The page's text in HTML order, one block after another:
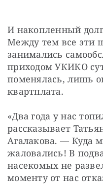
И накопленный
Между тем все эти
занимались
приходом УКИКО
поменялась, лишь
квартплата.
«Два года у нас
рассказывает
Агалакова. — Куда
жаловались! В
насекомых не
моменту от нас